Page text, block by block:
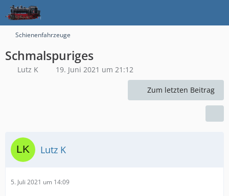
Schienenfahrzeuge
Schmalspuriges
Lutz K 19. Juni 2021 um 21:12
Zum letzten Beitrag
Lutz K
5. Juli 2021 um 14:09